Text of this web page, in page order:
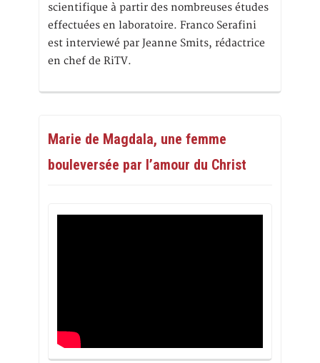
scientifique à partir des nombreuses études
effectuées en laboratoire. Franco Serafini
est interviewé par Jeanne Smits, rédactrice
en chef de RiTV.
Marie de Magdala, une femme
bouleversée par l’amour du Christ